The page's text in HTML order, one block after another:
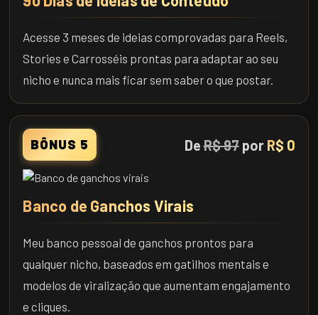
Acesse 3 meses de ideias comprovadas para Reels,
Stories e Carrosséis prontas para adaptar ao seu
nicho e nunca mais ficar sem saber o que postar.
BÔNUS 5 DeR$ 97por R$ 0
Banco de Ganchos Virais
Meu banco pessoal de ganchos prontos para
qualquer nicho, baseados em gatilhos mentais e
modelos de viralização que aumentam engajamento
e cliques.